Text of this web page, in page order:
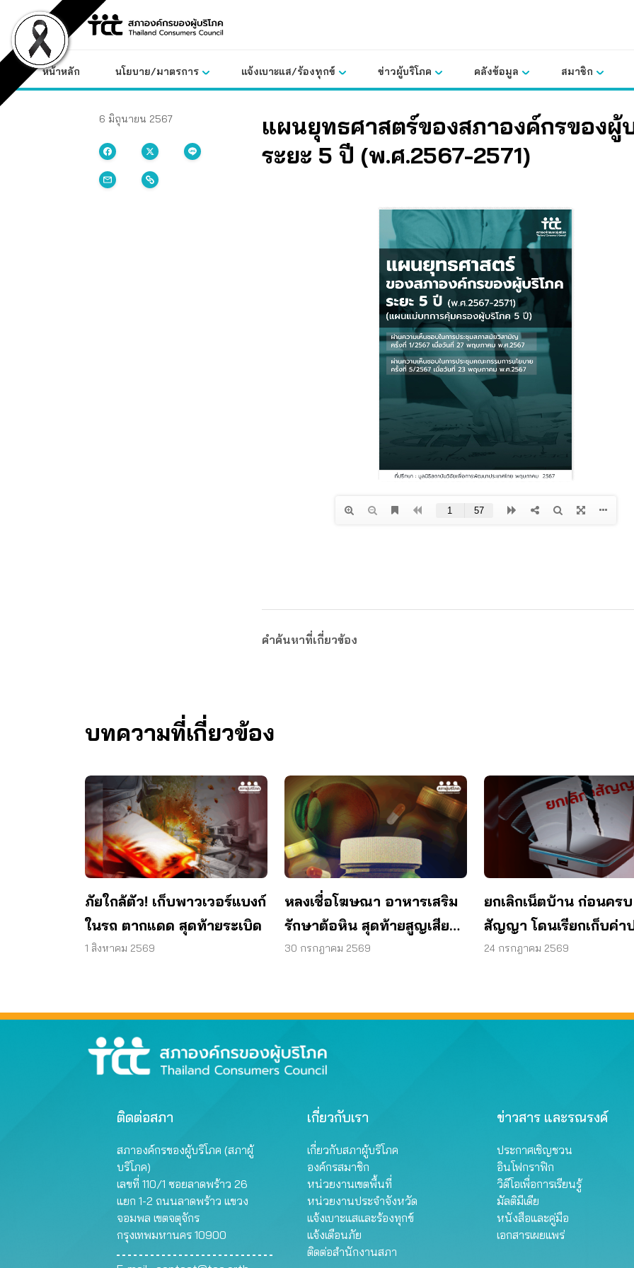
content
หน้าหลัก นโยบาย/มาตรการ แจ้งเบาะแส/ร้องทุกข์ ข่าวผู้บริโภค คลังข้อมูล สมาชิก
6 มิถุนายน 2567
แผนยุทธศาสตร์ของสภาองค์กรของผู้
ระยะ 5 ปี (พ.ศ.2567-2571)
คำค้นหาที่เกี่ยวข้อง
บทความที่เกี่ยวข้อง
ภัยใกล้ตัว! เก็บพาวเวอร์แบงก์
ในรถ ตากแดด สุดท้ายระเบิด
1 สิงหาคม 2569
หลงเชื่อโฆษณา อาหารเสริม
รักษาต้อหิน สุดท้ายสูญเสียด
วงตา 1 ข้าง
30 กรกฎาคม 2569
ยกเลิกเน็ตบ้าน ก่อนครบ
สัญญา โดนเรียกเก็บค่า
ผู้บริโภคไม่ต้องจ่าย
24 กรกฎาคม 2569
ติดต่อสภา
สภาองค์กรของผู้บริโภค (สภาผู้
บริโภค)
เลขที่ 110/1 ซอยลาดพร้าว 26
แยก 1-2 ถนนลาดพร้าว แขวง
จอมพล เขตจตุจักร
กรุงเทพมหานคร 10900
เกี่ยวกับเรา
เกี่ยวกับสภาผู้บริโภค
องค์กรสมาชิก
หน่วยงานเขตพื้นที่
หน่วยงานประจำจังหวัด
แจ้งเบาะแสและร้องทุกข์
แจ้งเตือนภัย
ติดต่อสำนักงานสภา
ข่าวสาร และรณรงค์
ประกาศเชิญชวน
อินโฟกราฟิก
วิดีโอเพื่อการเรียนรู้
มัลติมีเดีย
หนังสือและคู่มือ
เอกสารเผยแพร่